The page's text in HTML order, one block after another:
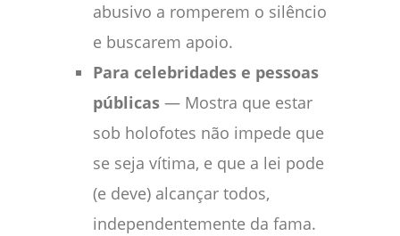
abusivo a romperem o silêncio
e buscarem apoio.
Para celebridades e pessoas
públicas — Mostra que estar
sob holofotes não impede que
se seja vítima, e que a lei pode
(e deve) alcançar todos,
independentemente da fama.